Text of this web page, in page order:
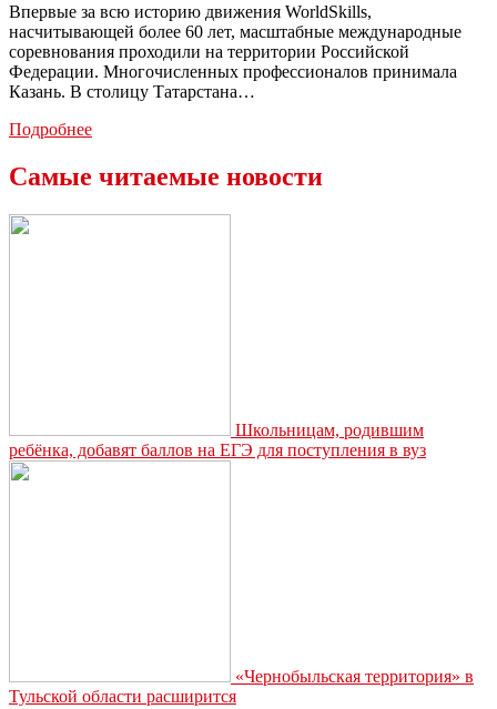
Впервые за всю историю движения WorldSkills,
насчитывающей более 60 лет, масштабные международные
соревнования проходили на территории Российской
Федерации. Многочисленных профессионалов принимала
Казань. В столицу Татарстана…
ПодробнееТуляки
места
Самые читаемые новости
Школьницам, родившим
ребёнка, добавят баллов на ЕГЭ для поступления в вуз
«Чернобыльская территория» в
Тульской области расширится